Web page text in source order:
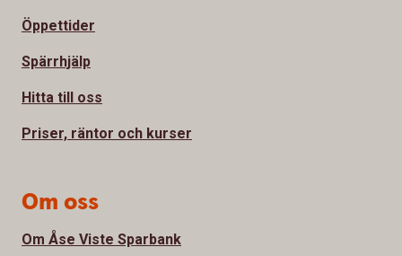
Öppettider
Spärrhjälp
Hitta till oss
Priser, räntor och kurser
Om oss
Om Åse Viste Sparbank